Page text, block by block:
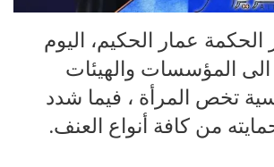
عمار الحكيم، اليوم
المؤسسات والهيئات
تخص المرأة ، فيما شدد
من كافة أنواع العنف.